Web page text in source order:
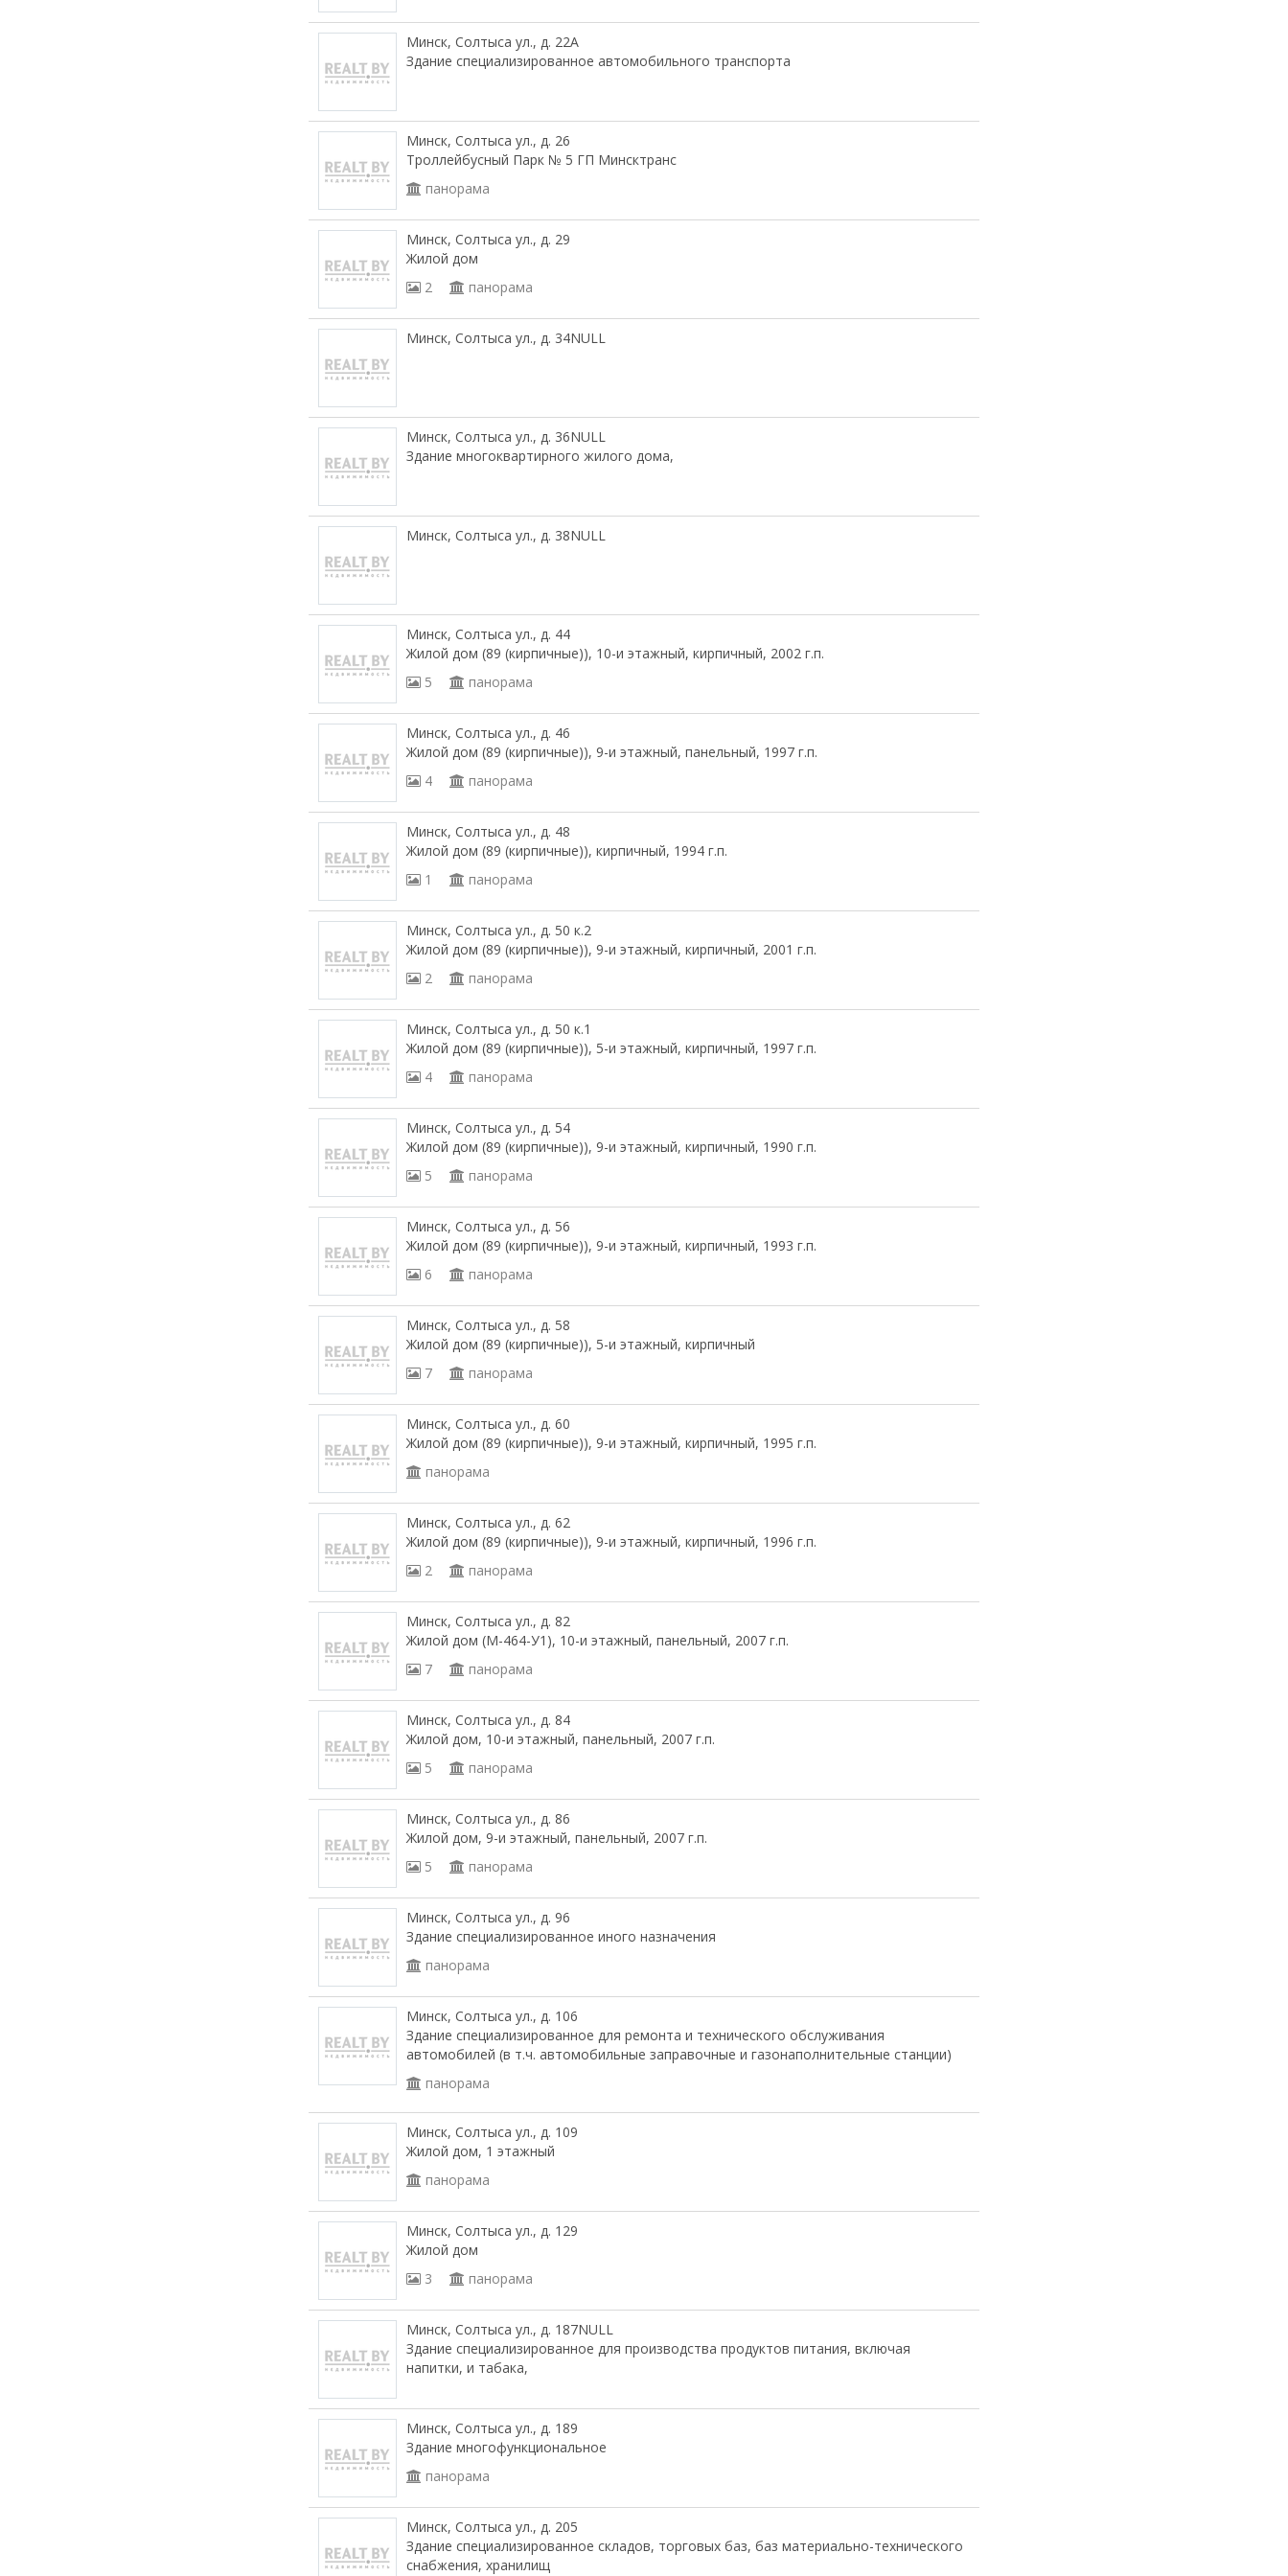
Минск, Солтыса ул., д. 22А
Здание специализированное автомобильного транспорта
Минск, Солтыса ул., д. 26
Троллейбусный Парк № 5 ГП Минсктранс
панорама
Минск, Солтыса ул., д. 29
Жилой дом
2
панорама
Минск, Солтыса ул., д. 34NULL
Минск, Солтыса ул., д. 36NULL
Здание многоквартирного жилого дома,
Минск, Солтыса ул., д. 38NULL
Минск, Солтыса ул., д. 44
Жилой дом (89 (кирпичные)), 10-и этажный, кирпичный, 2002 г.п.
5
панорама
Минск, Солтыса ул., д. 46
Жилой дом (89 (кирпичные)), 9-и этажный, панельный, 1997 г.п.
4
панорама
Минск, Солтыса ул., д. 48
Жилой дом (89 (кирпичные)), кирпичный, 1994 г.п.
1
панорама
Минск, Солтыса ул., д. 50 к.2
Жилой дом (89 (кирпичные)), 9-и этажный, кирпичный, 2001 г.п.
2
панорама
Минск, Солтыса ул., д. 50 к.1
Жилой дом (89 (кирпичные)), 5-и этажный, кирпичный, 1997 г.п.
4
панорама
Минск, Солтыса ул., д. 54
Жилой дом (89 (кирпичные)), 9-и этажный, кирпичный, 1990 г.п.
5
панорама
Минск, Солтыса ул., д. 56
Жилой дом (89 (кирпичные)), 9-и этажный, кирпичный, 1993 г.п.
6
панорама
Минск, Солтыса ул., д. 58
Жилой дом (89 (кирпичные)), 5-и этажный, кирпичный
7
панорама
Минск, Солтыса ул., д. 60
Жилой дом (89 (кирпичные)), 9-и этажный, кирпичный, 1995 г.п.
панорама
Минск, Солтыса ул., д. 62
Жилой дом (89 (кирпичные)), 9-и этажный, кирпичный, 1996 г.п.
2
панорама
Минск, Солтыса ул., д. 82
Жилой дом (М-464-У1), 10-и этажный, панельный, 2007 г.п.
7
панорама
Минск, Солтыса ул., д. 84
Жилой дом, 10-и этажный, панельный, 2007 г.п.
5
панорама
Минск, Солтыса ул., д. 86
Жилой дом, 9-и этажный, панельный, 2007 г.п.
5
панорама
Минск, Солтыса ул., д. 96
Здание специализированное иного назначения
панорама
Минск, Солтыса ул., д. 106
Здание специализированное для ремонта и технического обслуживания
автомобилей (в т.ч. автомобильные заправочные и газонаполнительные станции)
панорама
Минск, Солтыса ул., д. 109
Жилой дом, 1 этажный
панорама
Минск, Солтыса ул., д. 129
Жилой дом
3
панорама
Минск, Солтыса ул., д. 187NULL
Здание специализированное для производства продуктов питания, включая
напитки, и табака,
Минск, Солтыса ул., д. 189
Здание многофункциональное
панорама
Минск, Солтыса ул., д. 205
Здание специализированное складов, торговых баз, баз материально-технического
снабжения, хранилищ